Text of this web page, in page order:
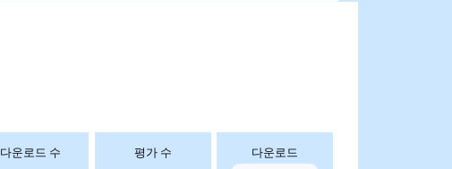
다운로드 수 평가 수 다운로드